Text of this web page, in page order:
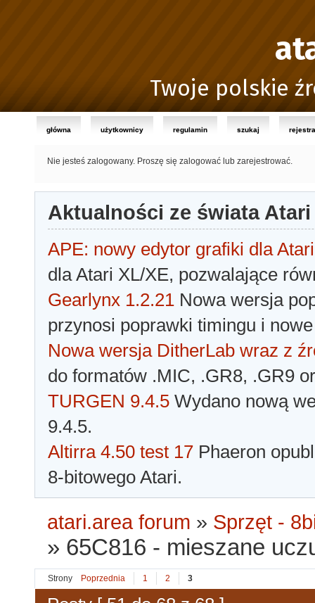
Twoje polskie
główna użytkownicy regulamin szukaj
Nie jesteś zalogowany. Proszę się zalogować lub zarejestrować.
Aktualności ze świata Atari
APE: nowy edytor grafiki dla Atari
dla Atari XL/XE, pozwalające
Gearlynx 1.2.21 Nowa wersja
przynosi poprawki timingu i
Nowa wersja DitherLab wraz z
do formatów .MIC, .GR8, .GR9
TURGEN 9.4.5 Wydano nową
9.4.5.
Altirra 4.50 test 17 Phaeron
8-bitowego Atari.
atari.area forum » Sprzęt -
» 65C816 - mieszane
Strony Poprzednia 1 2 3